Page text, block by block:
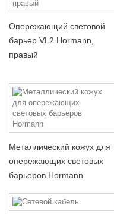
Опережающий световой
барьер VL2 Hormann,
правый
Металлический кожух для
опережающих световых
барьеров Hormann